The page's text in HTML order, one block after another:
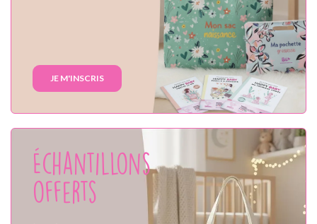
JE M'INSCRIS
Échantillons
offerts